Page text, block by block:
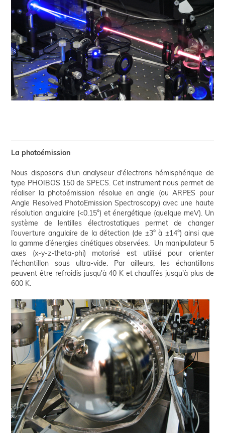
La photoémission
Nous disposons d'un analyseur d'électrons hémisphérique de
type PHOIBOS 150 de SPECS. Cet instrument nous permet de
réaliser la photoémission résolue en angle (ou ARPES pour
Angle Resolved PhotoEmission Spectroscopy) avec une haute
résolution angulaire (<0.15°) et énergétique (quelque meV). Un
système de lentilles électrostatiques permet de changer
l’ouverture angulaire de la détection (de ±3° à ±14°) ainsi que
la gamme d’énergies cinétiques observées. Un manipulateur 5
axes (x-y-z-theta-phi) motorisé est utilisé pour orienter
l'échantillon sous ultra-vide. Par ailleurs, les échantillons
peuvent être refroidis jusqu'à 40 K et chauffés jusqu'à plus de
600 K.